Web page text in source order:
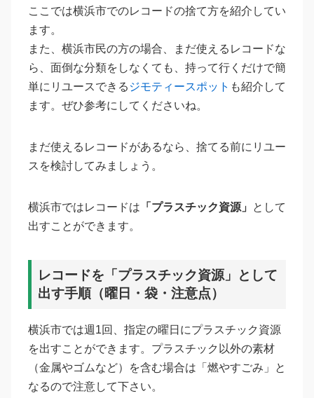
ここでは横浜市でのレコードの捨て方を紹介してい
ます。
また、横浜市民の方の場合、まだ使えるレコードな
ら、面倒な分類をしなくても、持って行くだけで簡
単にリユースできる ジモティースポット も紹介して
ます。ぜひ参考にしてくださいね。
まだ使えるレコードがあるなら、捨てる前にリユー
スを検討してみましょう。
横浜市ではレコードは 「プラスチック資源」
として
出すことができます。
レコードを「プラスチック資源」として
出す手順（曜日・袋・注意点）
横浜市では週1回、指定の曜日にプラスチック資源
を出すことができます。プラスチック以外の素材
（金属やゴムなど）を含む場合は「燃やすごみ」と
なるので注意して下さい。